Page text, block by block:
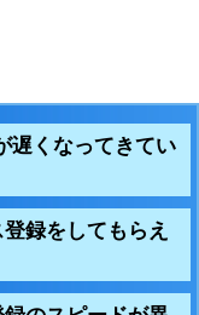
遅くなってきてい
録をしてもらえ